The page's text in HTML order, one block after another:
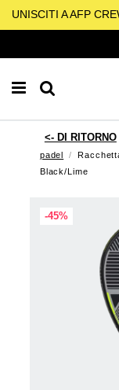
UNISCITI A AFP
padel
Black/Lime
-45%